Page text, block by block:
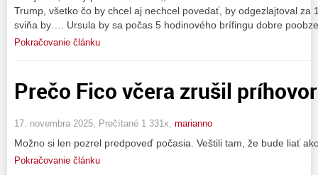
Trump, všetko čo by chcel aj nechcel povedať, by odgezlajtoval za
sviňa by…. Ursula by sa počas 5 hodinového brífingu dobre
Pokračovanie článku
Prečo Fico včera zrušil
17. novembra 2025, Prečítané 1 331x, marianno
Možno si len pozrel predpoveď počasia. Veštili tam, že bude liať
Pokračovanie článku